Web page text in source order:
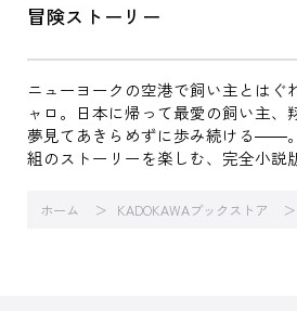
冒険ストーリー
ニューヨークの空港で飼い主とはぐ
ャロ。日本に帰って最愛の飼い主、
夢見てあきらめずに歩み続ける――
組のストーリーを楽しむ、完全小説
ホーム KADOKAWAブックストア